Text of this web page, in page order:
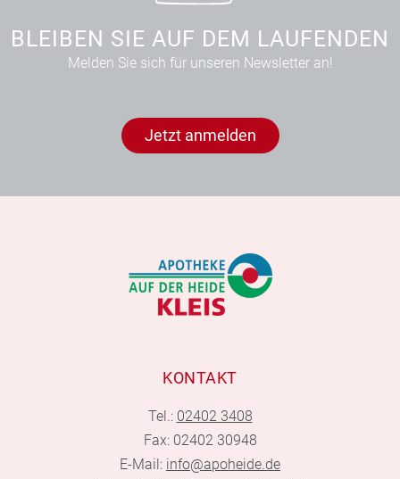
BLEIBEN SIE AUF DEM LAUFENDEN
Melden Sie sich für unseren Newsletter an!
Jetzt anmelden
KONTAKT
Tel.: 02402 3408
Fax: 02402 30948
E-Mail: info@apoheide.de